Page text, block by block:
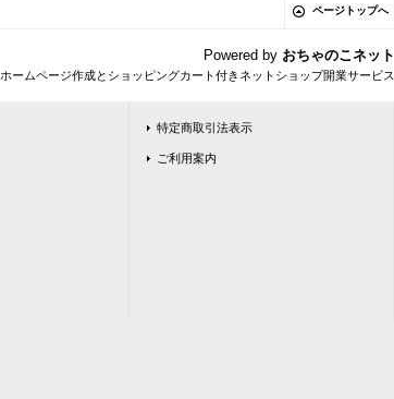
ページトップへ
Powered by おちゃのこネット
ホームページ作成とショッピングカート付きネットショップ開業サービス
特定商取引法表示
ご利用案内